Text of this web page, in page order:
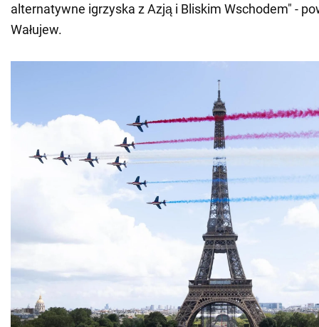
alternatywne igrzyska z Azją i Bliskim Wschodem" -
Wałujew.